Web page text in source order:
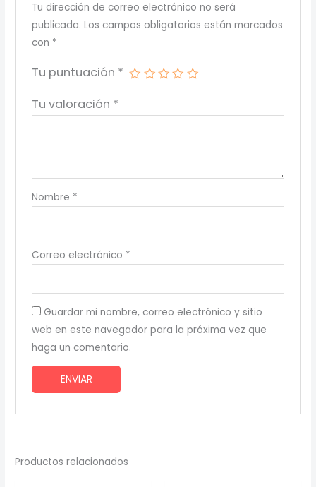
Tu dirección de correo electrónico no será
publicada. Los campos obligatorios están marcados
con *
Tu puntuación *
Tu valoración *
Nombre *
Correo electrónico *
Guardar mi nombre, correo electrónico y sitio
web en este navegador para la próxima vez que
haga un comentario.
Productos relacionados